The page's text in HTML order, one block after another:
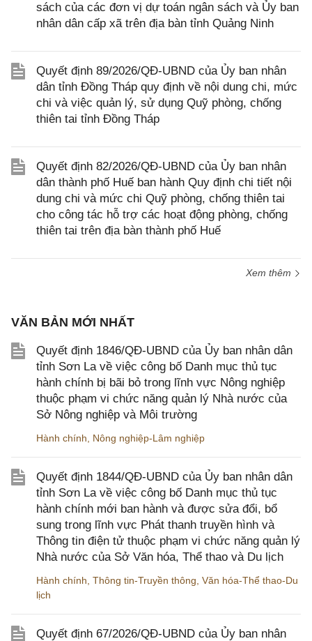
sách của các đơn vị dự toán ngân sách và Ủy ban
nhân dân cấp xã trên địa bàn tỉnh Quảng Ninh
Quyết định 89/2026/QĐ-UBND của Ủy ban nhân
dân tỉnh Đồng Tháp quy định về nội dung chi, mức
chi và việc quản lý, sử dụng Quỹ phòng, chống
thiên tai tỉnh Đồng Tháp
Quyết định 82/2026/QĐ-UBND của Ủy ban nhân
dân thành phố Huế ban hành Quy định chi tiết nội
dung chi và mức chi Quỹ phòng, chống thiên tai
cho công tác hỗ trợ các hoạt động phòng, chống
thiên tai trên địa bàn thành phố Huế
Xem thêm
VĂN BẢN MỚI NHẤT
Quyết định 1846/QĐ-UBND của Ủy ban nhân dân
tỉnh Sơn La về việc công bố Danh mục thủ tục
hành chính bị bãi bỏ trong lĩnh vực Nông nghiệp
thuộc phạm vi chức năng quản lý Nhà nước của
Sở Nông nghiệp và Môi trường
Hành chính Nông nghiệp-Lâm nghiệp
Quyết định 1844/QĐ-UBND của Ủy ban nhân dân
tỉnh Sơn La về việc công bố Danh mục thủ tục
hành chính mới ban hành và được sửa đổi, bổ
sung trong lĩnh vực Phát thanh truyền hình và
Thông tin điện tử thuộc phạm vi chức năng quản lý
Nhà nước của Sở Văn hóa, Thể thao và Du lịch
Hành chính Thông tin-Truyền thông Văn hóa-Thể thao-Du
lịch
Quyết định 67/2026/QĐ-UBND của Ủy ban nhân